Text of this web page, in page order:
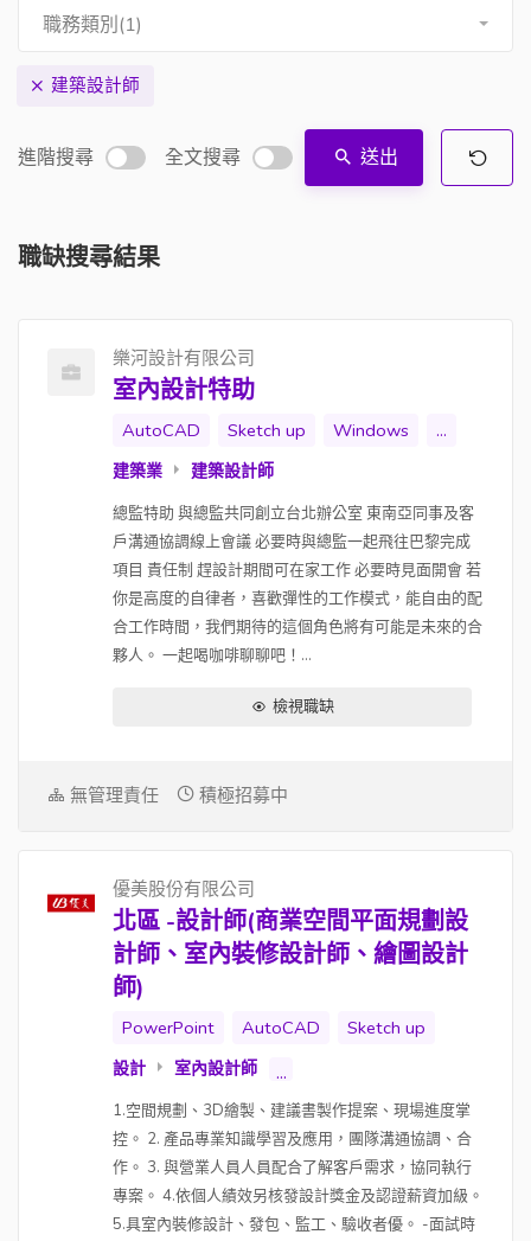
職務類別(1)
建築設計師
進階搜尋 全文搜尋 送出
職缺搜尋結果
樂河設計有限公司
室內設計特助
AutoCAD Sketch up Windows ...
建築業 建築設計師
總監特助 與總監共同創立台北辦公室 東南亞同事及客
戶溝通協調線上會議 必要時與總監一起飛往巴黎完成
項目 責任制 趕設計期間可在家工作 必要時見面開會 若
你是高度的自律者，喜歡彈性的工作模式，能自由的配
合工作時間，我們期待的這個角色將有可能是未來的合
夥人。 一起喝咖啡聊聊吧！...
檢視職缺
無管理責任 積極招募中
優美股份有限公司
北區 -設計師(商業空間平面規劃設
計師、室內裝修設計師、繪圖設計
師)
PowerPoint AutoCAD Sketch up
設計 室內設計師 ...
1.空間規劃、3D繪製、建議書製作提案、現場進度掌
控。 2. 產品專業知識學習及應用，團隊溝通協調、合
作。 3. 與營業人員人員配合了解客戶需求，協同執行
專案。 4.依個人績效另核發設計獎金及認證薪資加級。
5.具室內裝修設計、發包、監工、驗收者優。 -面試時